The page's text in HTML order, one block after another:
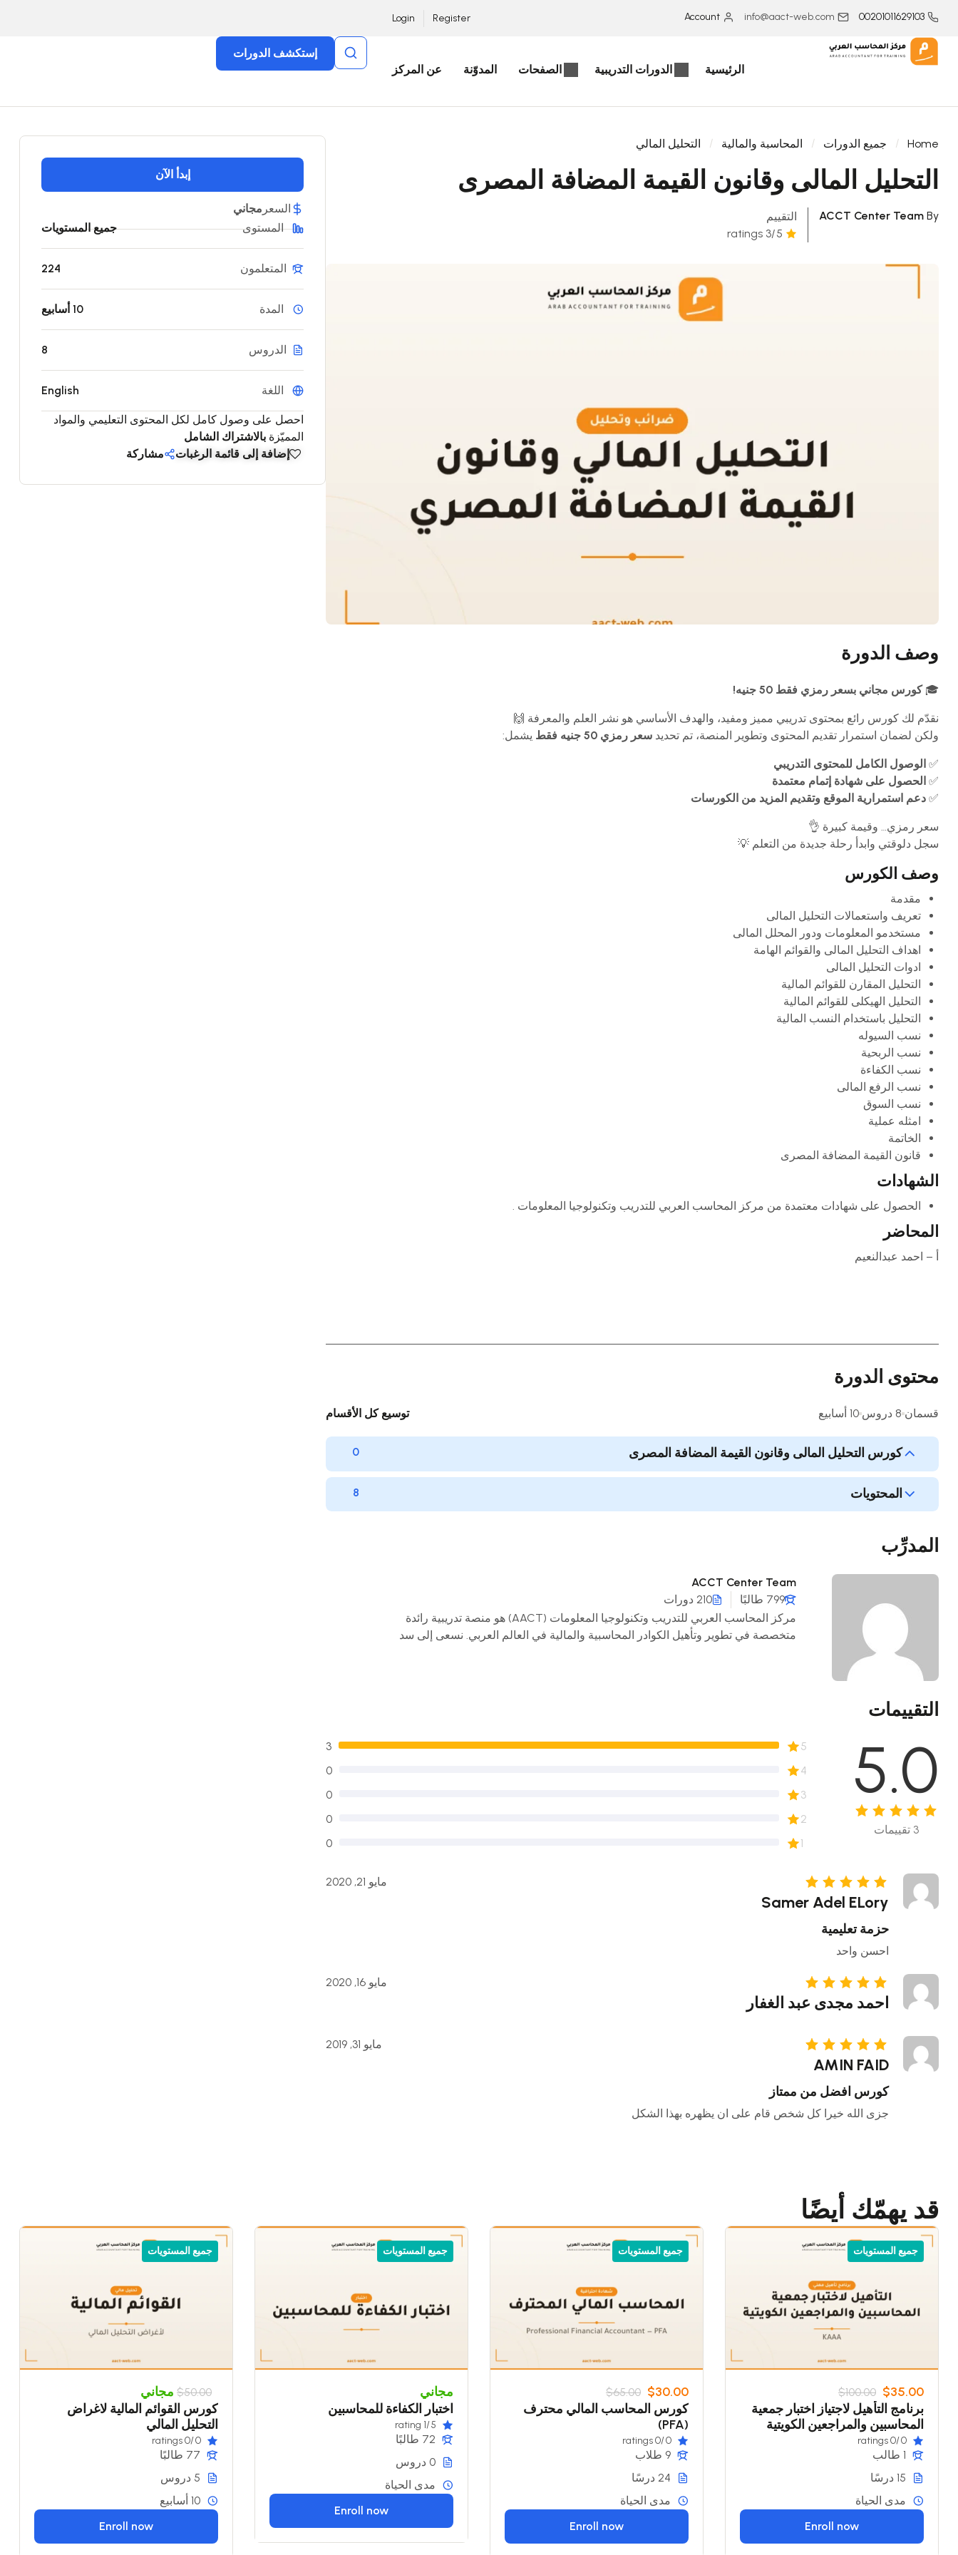
00201011629103
info@aact-web.com
Account
Register
Login
الرئيسية الدورات التدريبية الصفحات المدوّنة عن المركز
إستكشف الدورات
Home جميع الدورات المحاسبة والمالية التحليل المالي
التحليل المالى وقانون القيمة المضافة المصرى
By
ACCT Center Team
التقييم
5
/3 ratings
وصف الدورة
🎓كورس مجاني بسعر رمزي فقط 50 جنيه!
نقدّم لك كورس رائع بمحتوى تدريبي مميز ومفيد، والهدف الأساسي هو نشر العلم والمعرفة 🙌
ولكن لضمان استمرار تقديم المحتوى وتطوير المنصة، تم تحديد سعر رمزي 50 جنيه فقط يشمل:
✅ الوصول الكامل للمحتوى التدريبي
✅ الحصول على شهادة إتمام معتمدة
✅ دعم استمرارية الموقع وتقديم المزيد من الكورسات
سعر رمزي… وقيمة كبيرة 👌
سجل دلوقتي وابدأ رحلة جديدة من التعلم 💡
وصف الكورس
مقدمة
تعريف واستعمالات التحليل المالى
مستخدمو المعلومات ودور المحلل المالى
اهداف التحليل المالى والقوائم الهامة
ادوات التحليل المالى
التحليل المقارن للقوائم المالية
التحليل الهيكلى للقوائم المالية
التحليل باستخدام النسب المالية
نسب السيوله
نسب الربحية
نسب الكفاءة
نسب الرفع المالى
نسب السوق
امثله عملية
الخاتمة
قانون القيمة المضافة المصرى
الشهادات
الحصول على شهادات معتمدة من مركز المحاسب العربي للتدريب وتكنولوجيا المعلومات .
المحاضر
أ – احمد عبدالنعيم
محتوى الدورة
قسمان 8 دروس 10 أسابيع توسيع كل الأقسام
كورس التحليل المالى وقانون القيمة المضافة المصرى 0
المحتويات 8
المدرِّب
ACCT Center Team
799 طالبًا
210 دورات
مركز المحاسب العربي للتدريب وتكنولوجيا المعلومات (AACT) هو منصة تدريبية رائدة
متخصصة في تطوير وتأهيل الكوادر المحاسبية والمالية في العالم العربي. نسعى إلى سد
المهارات وصقل الخبرات.
يضم المركز نخبة من الخبراء والمحاضرين المتخصصين الذين يجمعون بين الخبرة العملية
والمعرفة الأكاديمية، لنضمن للمتدربين تجربة تعليمية متكاملة. كما نقدم محتوى تدريبي متنوع
يشمل:
• المحاسبة والمالية
• الحاسب الآلي وتطبيقاته
• برامج الأوفيس والتطبيقات المكتبية
• دورات متخصصة لتأهيل المحاسب لسوق العمل
نؤمن في مركزنا بأن النجاح المهني يبدأ من التعليم والتدريب المستمر، لذلك نقدم برامج
نكون الخيار الأول للمحاسبين والمديرين الماليين وكل من يسعى إلى تنمية مهاراته واكتساب
خبرة عملية حقيقية. أما رسالتنا فهي تمكين المتدربين من امتلاك أدوات ومعارف عملية تجعلهم
التقييمات
5.0
3 تقييمات
5
3
4
0
3
0
2
0
1
0
Samer Adel ELory
مايو 21, 2020
حزمة تعليمية
احسن واحد
احمد مجدى عبد الغفار
مايو 16, 2020
AMIN FAID
مايو 31, 2019
كورس افضل من ممتاز
جزى الله خيرا كل شخص قام على ان يظهره بهذا الشكل
إبدأ الآن
السعر مجاني
المستوى
جميع المستويات
224 المتعلمون
المدة 10 أسابيع
8 الدروس
اللغة English
احصل على وصول كامل لكل المحتوى التعليمي والمواد
المميّزة بالاشتراك الشامل
إضافة إلى قائمة الرغبات
مشاركة
قد يهمّك أيضًا
جميع المستويات
$100.00 $35.00
برنامج التأهيل لاجتياز اختبار جمعية
المحاسبين والمراجعين الكويتية
(KAAA)
0
/0 ratings
1 طالب
15 درسًا
مدى الحياة
Enroll now
جميع المستويات
$65.00 $30.00
كورس المحاسب المالي محترف
(PFA)
0
/0 ratings
9 طلاب
24 درسًا
مدى الحياة
Enroll now
جميع المستويات
مجاني
اختبار الكفاءة للمحاسبين
5
/1 rating
72 طالبًا
0 دروس
مدى الحياة
Enroll now
جميع المستويات
$50.00 مجاني
كورس القوائم المالية لاغراض
التحليل المالي
0
/0 ratings
77 طالبًا
5 دروس
10 أسابيع
Enroll now